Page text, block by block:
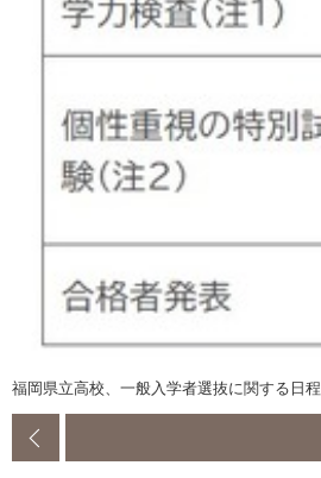
福岡県立高校、一般入学者選抜に関する日程